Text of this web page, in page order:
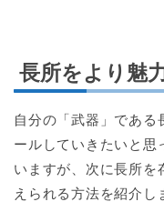
長所をより魅
自分の「武器」である
ールしていきたいと思
いますが、次に長所を
えられる方法を紹介し